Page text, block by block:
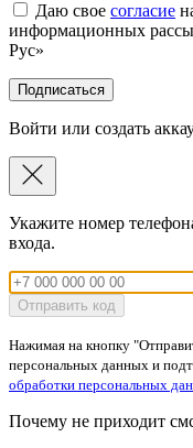
Даю свое согласие
информационных
Рус»
Подписаться
Войти или создать
Укажите номер
входа.
Отправить код
Нажимая на кнопку
персональных данных и
обработки персональных
Почему не приходит